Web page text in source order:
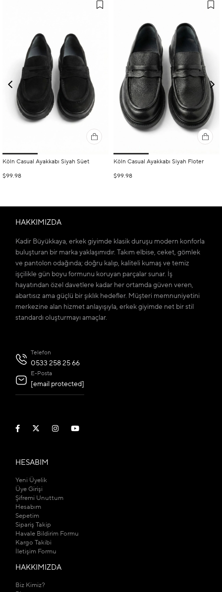
Köln Casual Ayakkabı Siyah Süet
$99.98
Köln Casual Ayakkabı Siyah Floter
$99.98
HAKKIMIZDA
Kadir Büyükkaya, erkek giyimde klasik duruşu modern konforla
buluşturan bir marka yaklaşımıdır. Takım elbise, ceket, gömlek
ve pantolon odağında; doğru kalıp, kaliteli kumaş ve temiz
işçilikle gün boyu formunu koruyan parçalar sunar. İş
hayatından özel davetlere kadar her ortamda güven veren,
abartısız ama güçlü bir şıklık hedefler. Müşteri memnuniyetini
merkezine alan hizmet anlayışıyla, erkek giyimde net bir stil
standardı oluşturmayı amaçlar.
Telefon
0533 258 25 66
E-Posta
[email protected]
HESABIM
Yeni Üyelik
Üye Girişi
Şifremi Unuttum
Hesabım
Sepetim
Sipariş Takip
Havale Bildirim Formu
Kargo Takibi
İletişim Formu
HAKKIMIZDA
Biz Kimiz?